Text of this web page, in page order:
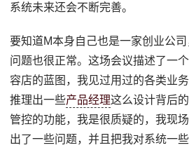
系统未来还会不断完善。
要知道M本身自己也是一家创业公
问题也很正常。这场会议描述了一
容店的蓝图，我见过用过的各类业
推理出一些产品经理这么设计背后
管控的功能，我是很质疑的，我现
出了一些问题，并且把我对系统一